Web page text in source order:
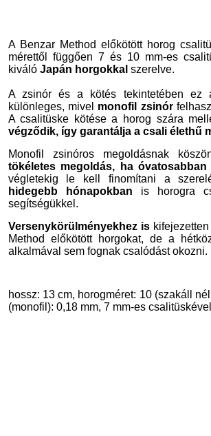
A Benzar Method előkötött horog
mérettől függően 7 és 10 mm-es
kiváló Japán horgokkal szerelve.
A zsinór és a kötés tekintetében ez
különleges, mivel monofil zsinór
A csalitüske kötése a horog szára
végződik, így garantálja a csali élethű
Monofil zsinóros megoldásnak
tökéletes megoldás, ha óvatosabban
végletekig le kell finomítani a
hidegebb hónapokban is horogra
segítségükkel.
Versenykörülményekhez is
Method előkötött horgokat, de a
alkalmával sem fognak csalódást okozni.
hossz: 13 cm, horogméret: 10 (szakáll
(monofil): 0,18 mm, 7 mm-es